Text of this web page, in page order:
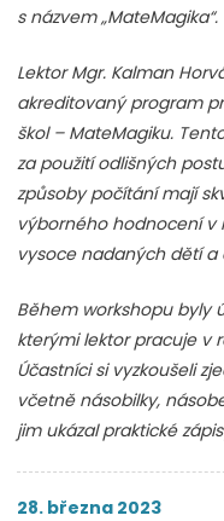
s názvem „MateMagika“.
Lektor Mgr. Kalman
akreditovaný program
škol – MateMagiku.
za použití odlišných
způsoby počítání mají
výborného hodnocení v
vysoce nadaných dětí a
Během workshopu byly
kterými lektor pracuje v
Účastníci si vyzkoušeli
včetně násobilky,
jim ukázal praktické
28. března 2023